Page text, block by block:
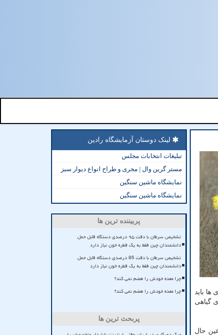
باید
گیاهی
حال
لینک دوستان آزمایشگاه رادین
تبلیغات انتخابات مجلس
مستر گرین وال | مجری و طراح انواع دیوار سبز
نمایشگاه ماشین سنگین
نمایشگاه ماشین سنگین
پربیننده ترین ها
تشخیص سرطان با دقت ۹۵ درصدی دستگاه قابل حمل
دانشمندان چین فقط به یک قطره خون نیاز دارد
تشخیص سرطان با دقت 95 درصدی دستگاه قابل حمل
دانشمندان چین فقط به یک قطره خون نیاز دارد
چرا معده خودش را هضم نمی کند؟
چرا معده خودش را هضم نمی کند؟
پربحث ترین ها